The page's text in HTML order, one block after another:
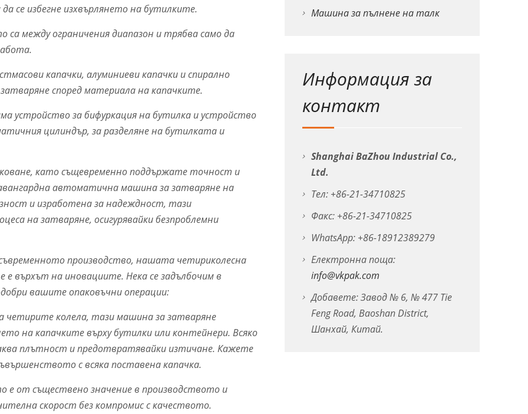
се избегне изхвърлянето на бутилките.
са между ограничения диапазон и трябва само да
капачки, алуминиеви капачки и спирално
според материала на капачките.
устройство за бифуркация на бутилка и устройство
цилиндър, за разделяне на бутилката и
като същевременно поддържате точност и
автоматична машина за затваряне на
и изработена за надеждност, тази
на затваряне, осигурявайки безпроблемни
производство, нашата четириколесна
върхът на иновациите. Нека се задълбочим в
вашите опаковъчни операции:
четирите колела, тази машина за затваряне
на капачките върху бутилки или контейнери. Всяко
плътност и предотвратявайки изтичане. Кажете
с всяка поставена капачка.
е от съществено значение в производството и
скорост без компромис с качеството.
Машина за пълнене на талк
Информация за
контакт
Shanghai BaZhou Industrial Co.,
Ltd.
Тел: +86-21-34710825
Факс: +86-21-34710825
WhatsApp: +86-18912389279
Електронна поща:
info@vkpak.com
Добавете: Завод № 6, № 477 Tie
Feng Road, Baoshan District,
Шанхай, Китай.